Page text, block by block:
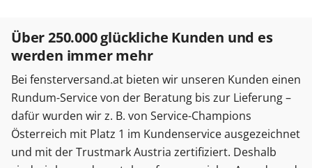
Über 250.000 glückliche Kunden und es
werden immer mehr
Bei fensterversand.at bieten wir unseren Kunden einen
Rundum-Service von der Beratung bis zur Lieferung –
dafür wurden wir z. B. von Service-Champions
Österreich mit Platz 1 im Kundenservice ausgezeichnet
und mit der Trustmark Austria zertifiziert. Deshalb